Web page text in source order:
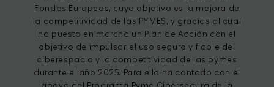
Fondos Europeos, cuyo objetivo es la mejora de
la competitividad de las PYMES, y gracias al cual
ha puesto en marcha un Plan de Acción con el
objetivo de impulsar el uso seguro y fiable del
ciberespacio y la competitividad de las pymes
durante el año 2025. Para ello ha contado con el
apoyo del Programa Pyme Cibersegura de la